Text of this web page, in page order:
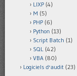
LIXP (4)
M (5)
PHP (6)
Python (13)
Script Batch (1)
SQL (42)
VBA (80)
Logiciels d'audit (23)